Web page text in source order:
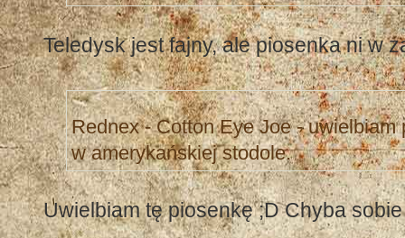
Teledysk jest fajny, ale piosenka ni w
Rednex - Cotton Eye Joe -
w amerykańskiej stodole.
Uwielbiam tę piosenkę ;D Chyba